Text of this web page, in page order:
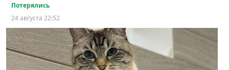
Потерялись
24 августа 22:52